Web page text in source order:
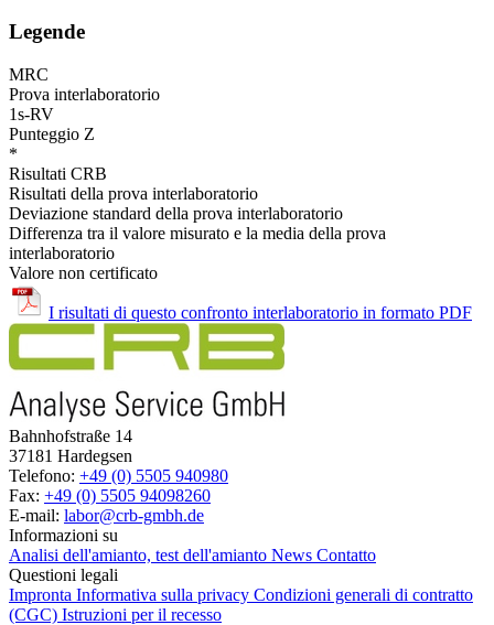
Legende
MRC
Prova interlaboratorio
1s-RV
Punteggio Z
*
Risultati CRB
Risultati della prova interlaboratorio
Deviazione standard della prova interlaboratorio
Differenza tra il valore misurato e la media della prova
interlaboratorio
Valore non certificato
I risultati di questo confronto interlaboratorio in formato PDF
Bahnhofstraße 14
37181 Hardegsen
Telefono: +49 (0) 5505 940980
Fax: +49 (0) 5505 94098260
E-mail: labor@crb-gmbh.de
Informazioni su
Analisi dell'amianto, test dell'amianto News Contatto
Questioni legali
Impronta Informativa sulla privacy Condizioni generali di contratto
(CGC) Istruzioni per il recesso